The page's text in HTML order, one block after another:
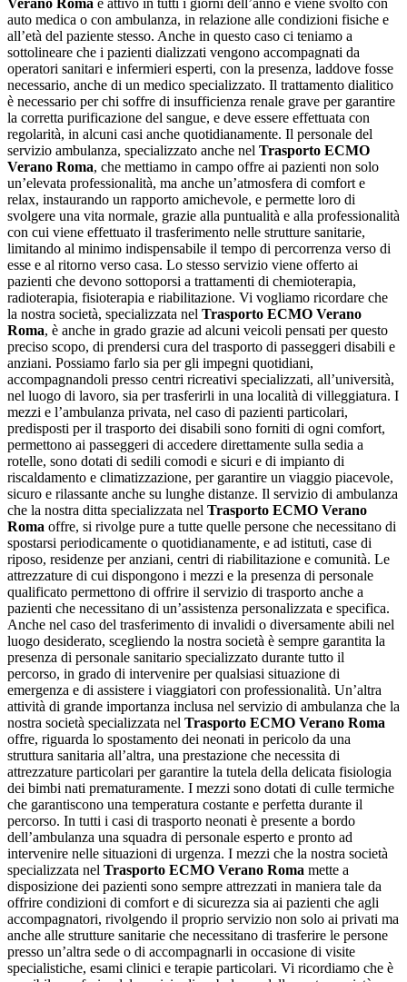
Verano Roma è attivo in tutti i giorni dell’anno e viene svolto con
auto medica o con ambulanza, in relazione alle condizioni fisiche e
all’età del paziente stesso. Anche in questo caso ci teniamo a
sottolineare che i pazienti dializzati vengono accompagnati da
operatori sanitari e infermieri esperti, con la presenza, laddove fosse
necessario, anche di un medico specializzato. Il trattamento dialitico
è necessario per chi soffre di insufficienza renale grave per garantire
la corretta purificazione del sangue, e deve essere effettuata con
regolarità, in alcuni casi anche quotidianamente. Il personale del
servizio ambulanza, specializzato anche nel Trasporto ECMO
Verano Roma, che mettiamo in campo offre ai pazienti non solo
un’elevata professionalità, ma anche un’atmosfera di comfort e
relax, instaurando un rapporto amichevole, e permette loro di
svolgere una vita normale, grazie alla puntualità e alla professionalità
con cui viene effettuato il trasferimento nelle strutture sanitarie,
limitando al minimo indispensabile il tempo di percorrenza verso di
esse e al ritorno verso casa. Lo stesso servizio viene offerto ai
pazienti che devono sottoporsi a trattamenti di chemioterapia,
radioterapia, fisioterapia e riabilitazione. Vi vogliamo ricordare che
la nostra società, specializzata nel Trasporto ECMO Verano
Roma, è anche in grado grazie ad alcuni veicoli pensati per questo
preciso scopo, di prendersi cura del trasporto di passeggeri disabili e
anziani. Possiamo farlo sia per gli impegni quotidiani,
accompagnandoli presso centri ricreativi specializzati, all’università,
nel luogo di lavoro, sia per trasferirli in una località di villeggiatura. I
mezzi e l’ambulanza privata, nel caso di pazienti particolari,
predisposti per il trasporto dei disabili sono forniti di ogni comfort,
permettono ai passeggeri di accedere direttamente sulla sedia a
rotelle, sono dotati di sedili comodi e sicuri e di impianto di
riscaldamento e climatizzazione, per garantire un viaggio piacevole,
sicuro e rilassante anche su lunghe distanze. Il servizio di ambulanza
che la nostra ditta specializzata nel Trasporto ECMO Verano
Roma offre, si rivolge pure a tutte quelle persone che necessitano di
spostarsi periodicamente o quotidianamente, e ad istituti, case di
riposo, residenze per anziani, centri di riabilitazione e comunità. Le
attrezzature di cui dispongono i mezzi e la presenza di personale
qualificato permettono di offrire il servizio di trasporto anche a
pazienti che necessitano di un’assistenza personalizzata e specifica.
Anche nel caso del trasferimento di invalidi o diversamente abili nel
luogo desiderato, scegliendo la nostra società è sempre garantita la
presenza di personale sanitario specializzato durante tutto il
percorso, in grado di intervenire per qualsiasi situazione di
emergenza e di assistere i viaggiatori con professionalità. Un’altra
attività di grande importanza inclusa nel servizio di ambulanza che la
nostra società specializzata nel Trasporto ECMO Verano Roma
offre, riguarda lo spostamento dei neonati in pericolo da una
struttura sanitaria all’altra, una prestazione che necessita di
attrezzature particolari per garantire la tutela della delicata fisiologia
dei bimbi nati prematuramente. I mezzi sono dotati di culle termiche
che garantiscono una temperatura costante e perfetta durante il
percorso. In tutti i casi di trasporto neonati è presente a bordo
dell’ambulanza una squadra di personale esperto e pronto ad
intervenire nelle situazioni di urgenza. I mezzi che la nostra società
specializzata nel Trasporto ECMO Verano Roma mette a
disposizione dei pazienti sono sempre attrezzati in maniera tale da
offrire condizioni di comfort e di sicurezza sia ai pazienti che agli
accompagnatori, rivolgendo il proprio servizio non solo ai privati ma
anche alle strutture sanitarie che necessitano di trasferire le persone
presso un’altra sede o di accompagnarli in occasione di visite
specialistiche, esami clinici e terapie particolari. Vi ricordiamo che è